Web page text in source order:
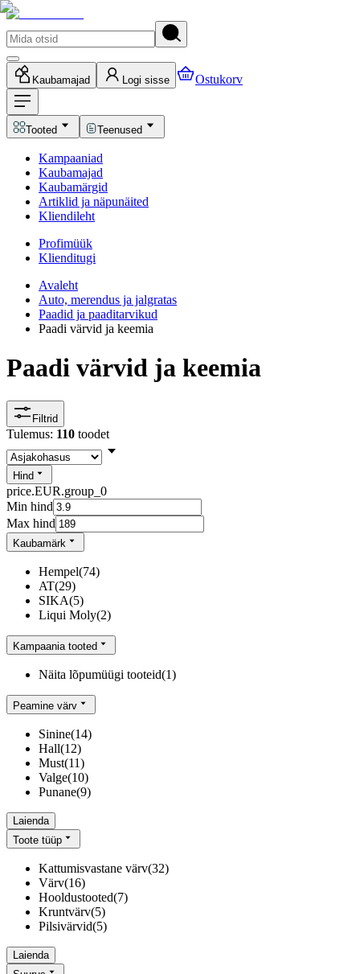
Kaubamajad Logi sisse Ostukorv
Tooted Teenused
Kampaaniad
Kaubamajad
Kaubamärgid
Artiklid ja näpunäited
Kliendileht
Profimüük
Klienditugi
Avaleht
Auto, merendus ja jalgratas
Paadid ja paaditarvikud
Paadi värvid ja keemia
Paadi värvid ja keemia
Filtrid
Tulemus: 110 toodet
Hind
price.EUR.group_0
Min hind
Max hind
Kaubamärk
Hempel(74)
AT(29)
SIKA(5)
Liqui Moly(2)
Kampaania tooted
Näita lõpumüügi tooteid(1)
Peamine värv
Sinine(14)
Hall(12)
Must(11)
Valge(10)
Punane(9)
Laienda
Toote tüüp
Kattumisvastane värv(32)
Värv(16)
Hooldustooted(7)
Kruntvärv(5)
Pilsivärvid(5)
Laienda